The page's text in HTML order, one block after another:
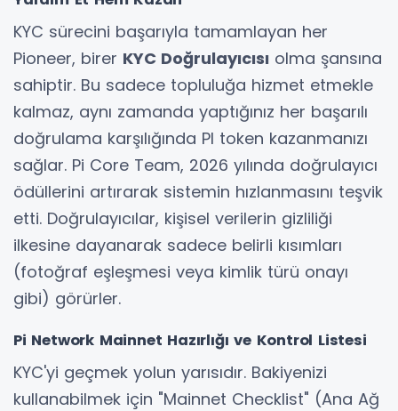
KYC sürecini başarıyla tamamlayan her
Pioneer, birer KYC Doğrulayıcısı olma şansına
sahiptir. Bu sadece topluluğa hizmet etmekle
kalmaz, aynı zamanda yaptığınız her başarılı
doğrulama karşılığında PI token kazanmanızı
sağlar. Pi Core Team, 2026 yılında doğrulayıcı
ödüllerini artırarak sistemin hızlanmasını teşvik
etti. Doğrulayıcılar, kişisel verilerin gizliliği
ilkesine dayanarak sadece belirli kısımları
(fotoğraf eşleşmesi veya kimlik türü onayı
gibi) görürler.
Pi Network Mainnet Hazırlığı ve Kontrol Listesi
KYC'yi geçmek yolun yarısıdır. Bakiyenizi
kullanabilmek için "Mainnet Checklist" (Ana Ağ